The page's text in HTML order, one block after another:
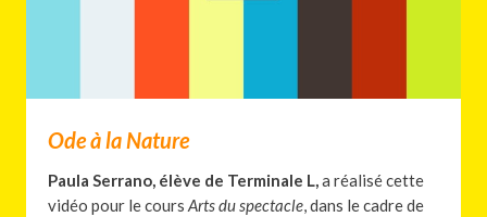
Ode à la Nature
Paula Serrano, élève de Terminale L,a réalisé cette
vidéo pour le cours Arts du spectacle, dans le cadre de